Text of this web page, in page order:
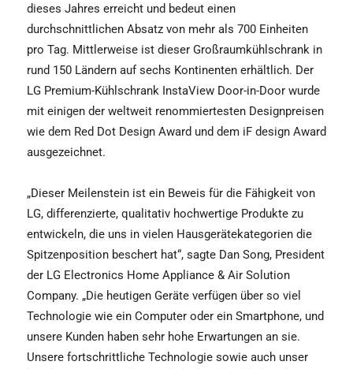
dieses Jahres erreicht und bedeut einen
durchschnittlichen Absatz von mehr als 700 Einheiten
pro Tag. Mittlerweise ist dieser Großraumkühlschrank in
rund 150 Ländern auf sechs Kontinenten erhältlich. Der
LG Premium-Kühlschrank InstaView Door-in-Door wurde
mit einigen der weltweit renommiertesten Designpreisen
wie dem Red Dot Design Award und dem iF design Award
ausgezeichnet.
„Dieser Meilenstein ist ein Beweis für die Fähigkeit von
LG, differenzierte, qualitativ hochwertige Produkte zu
entwickeln, die uns in vielen Hausgerätekategorien die
Spitzenposition beschert hat“, sagte Dan Song, President
der LG Electronics Home Appliance & Air Solution
Company. „Die heutigen Geräte verfügen über so viel
Technologie wie ein Computer oder ein Smartphone, und
unsere Kunden haben sehr hohe Erwartungen an sie.
Unsere fortschrittliche Technologie sowie auch unser